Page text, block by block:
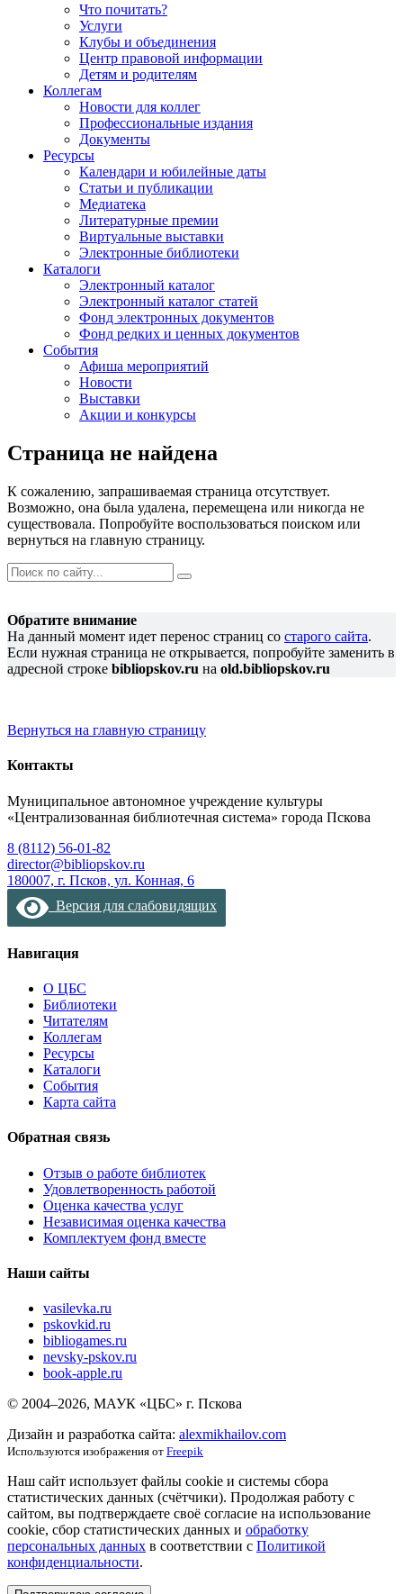
Что почитать?
Услуги
Клубы и объединения
Центр правовой информации
Детям и родителям
Коллегам
Новости для коллег
Профессиональные издания
Документы
Ресурсы
Календари и юбилейные даты
Статьи и публикации
Медиатека
Литературные премии
Виртуальные выставки
Электронные библиотеки
Каталоги
Электронный каталог
Электронный каталог статей
Фонд электронных документов
Фонд редких и ценных документов
События
Афиша мероприятий
Новости
Выставки
Акции и конкурсы
Страница не найдена
К сожалению, запрашиваемая страница отсутствует.
Возможно, она была удалена, перемещена или никогда не
существовала. Попробуйте воспользоваться поиском или
вернуться на главную страницу.
Обратите внимание
На данный момент идет перенос страниц со старого сайта.
Если нужная страница не открывается, попробуйте заменить в
адресной строке bibliopskov.ru на old.bibliopskov.ru
Вернуться на главную страницу
Контакты
Муниципальное автономное учреждение культуры
«Централизованная библиотечная система» города Пскова
8 (8112) 56-01-82
director@bibliopskov.ru
180007, г. Псков, ул. Конная, 6
Версия для слабовидящих
Навигация
О ЦБС
Библиотеки
Читателям
Коллегам
Ресурсы
Каталоги
События
Карта сайта
Обратная связь
Отзыв о работе библиотек
Удовлетворенность работой
Оценка качества услуг
Независимая оценка качества
Комплектуем фонд вместе
Наши сайты
vasilevka.ru
pskovkid.ru
bibliogames.ru
nevsky-pskov.ru
book-apple.ru
© 2004–2026, МАУК «ЦБС» г. Пскова
Дизайн и разработка сайта: alexmikhailov.com
Используются изображения от Freepik
Наш сайт использует файлы cookie и системы сбора
статистических данных (счётчики). Продолжая работу с
сайтом, вы подтверждаете своё согласие на использование
cookie, сбор статистических данных и обработку
персональных данных в соответствии с Политикой
конфиденциальности.